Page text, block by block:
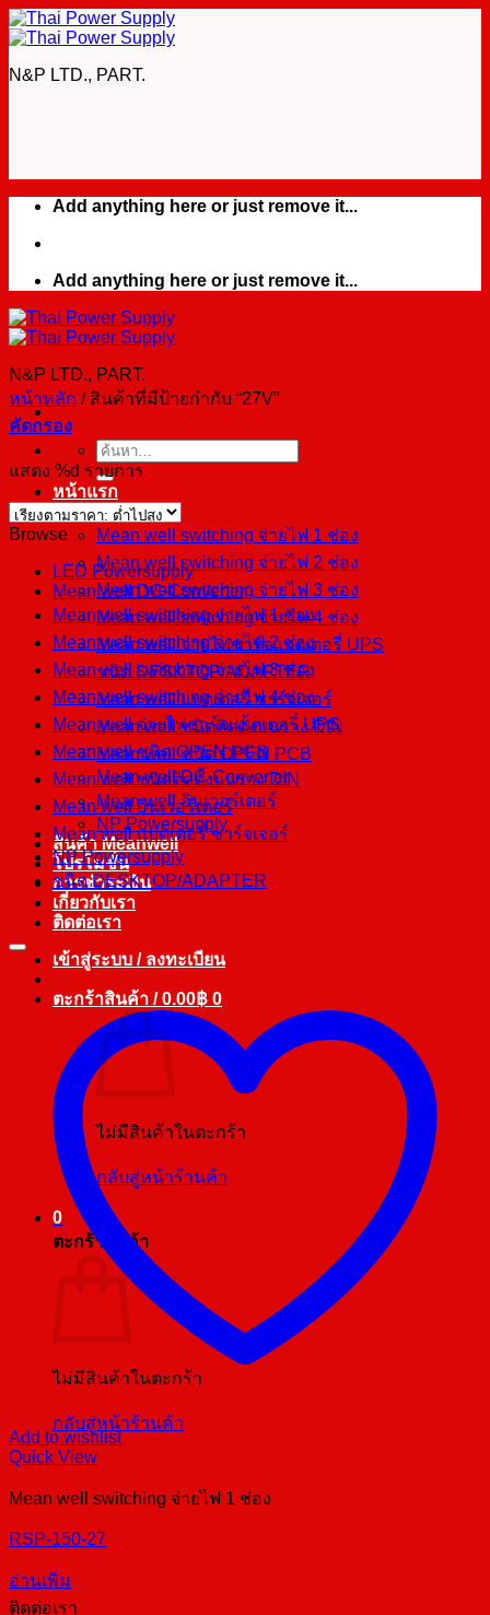
Skip
to
N&P LTD., PART.
Add anything here or just remove it...
Add anything here or just remove it...
N&P LTD., PART.
ค้นหา:
หน้าแรก
สินค้า
Mean well switching จ่ายไฟ 1 ช่อง
Mean well switching จ่ายไฟ 2 ช่อง
Mean well switching จ่ายไฟ 3 ช่อง
Mean well switching จ่ายไฟ 4 ช่อง
Mean well จ่ายไฟชาร์จแบตเตอรี่ UPS
ชนิด DESKTOP/ADAPTER
Mean well แบตเตอรี่ ชาร์จเจอร์
Mean well ชนิดติดตั้งบนราง DIN
Mean well ชนิด OPEN PCB
Mean well DC-Converter
Mean well อินเวอร์เตอร์
NP Powersupply
สินค้า Meanwell
โปรโมชั่น
การชำระเงิน
เกี่ยวกับเรา
ติดต่อเรา
เข้าสู่ระบบ / ลงทะเบียน
ตะกร้าสินค้า /0.00฿ 0
ไม่มีสินค้าในตะกร้า
กลับสู่หน้าร้านค้า
0
ตะกร้าสินค้า
ไม่มีสินค้าในตะกร้า
กลับสู่หน้าร้านค้า
หน้าหลัก /สินค้าที่มีป้ายกำกับ “27V”
คัดกรอง
แสดง %d รายการ
Browse
LED Powersupply
Mean well DC-Converter
Mean well switching จ่ายไฟ 1 ช่อง
Mean well switching จ่ายไฟ 2 ช่อง
Mean well switching จ่ายไฟ 3 ช่อง
Mean well switching จ่ายไฟ 4 ช่อง
Mean well จ่ายไฟชาร์จแบตเตอรี่ UPS
Mean well ชนิด OPEN PCB
Mean well ชนิดติดตั้งบนราง DIN
Mean well อินเวอร์เตอร์
Mean well แบตเตอรี่ ชาร์จเจอร์
NP Powersupply
ชนิด DESKTOP/ADAPTER
Add to wishlist
Quick View
Mean well switching จ่ายไฟ 1 ช่อง
RSP-150-27
อ่านเพิ่ม
ติดต่อเรา